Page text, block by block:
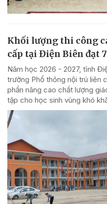
Khối lượng thi công
cấp tại Điện Biên đạt
Năm học 2026 - 2027, tỉnh
trường Phổ thông nội trú liên
phần nâng cao chất lượng
tập cho học sinh vùng khó